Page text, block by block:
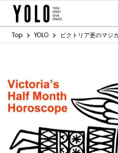
Top YOLO ビクトリア更のマ